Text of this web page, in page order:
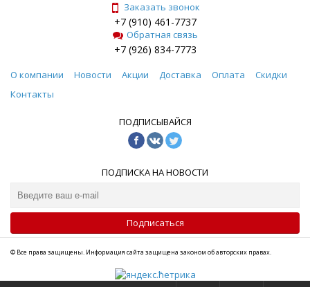
Заказать звонок
+7 (910) 461-7737
Обратная связь
+7 (926) 834-7773
О компании Новости Акции Доставка Оплата
Скидки
Контакты
ПОДПИСЫВАЙСЯ
ПОДПИСКА НА НОВОСТИ
Подписаться
© Все права защищены. Информация сайта защищена законом об авторских правах.